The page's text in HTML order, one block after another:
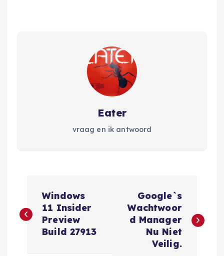
Eater
vraag en ik antwoord
e
Windows
11 Insider
Preview
Build 27913
Google`s
Wachtwoor
d Manager
Nu Niet
Veilig.